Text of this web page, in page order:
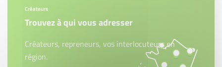
Créateurs
Trouvez à qui vous adresser
Créateurs, repreneurs, vos interlocuteurs en
région.